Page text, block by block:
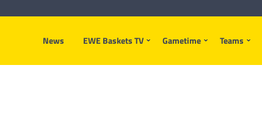
News EWE Baskets TV Gametime Teams